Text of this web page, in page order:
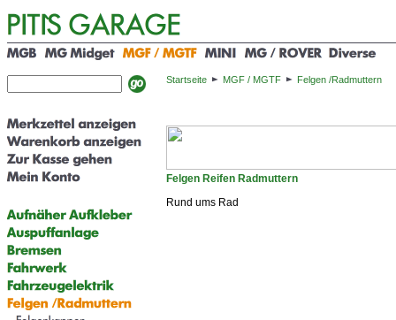
Startseite MGF / MGTF Felgen /Radmuttern
Felgen Reifen Radmuttern
Rund ums Rad